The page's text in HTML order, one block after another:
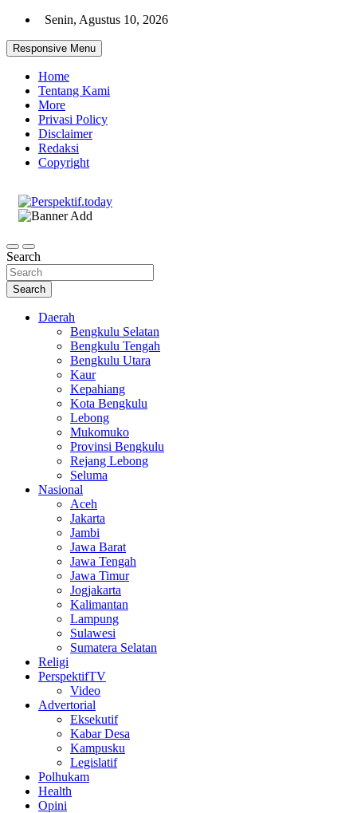
Skip
content
Senin, Agustus 10, 2026
Responsive Menu
Home
Tentang Kami
More
Privasi Policy
Disclaimer
Redaksi
Copyright
Search
Search
Daerah
Bengkulu Selatan
Bengkulu Tengah
Bengkulu Utara
Kaur
Kepahiang
Kota Bengkulu
Lebong
Mukomuko
Provinsi Bengkulu
Rejang Lebong
Seluma
Nasional
Aceh
Jakarta
Jambi
Jawa Barat
Jawa Tengah
Jawa Timur
Jogjakarta
Kalimantan
Lampung
Sulawesi
Sumatera Selatan
Religi
PerspektifTV
Video
Advertorial
Eksekutif
Kabar Desa
Kampusku
Legislatif
Polhukam
Health
Opini